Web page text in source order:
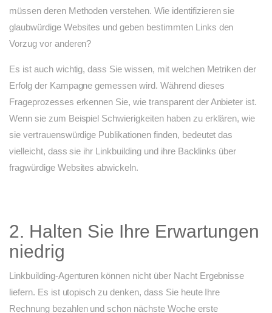
müssen deren Methoden verstehen. Wie identifizieren sie
glaubwürdige Websites und geben bestimmten Links den
Vorzug vor anderen?
Es ist auch wichtig, dass Sie wissen, mit welchen Metriken der
Erfolg der Kampagne gemessen wird. Während dieses
Frageprozesses erkennen Sie, wie transparent der Anbieter ist.
Wenn sie zum Beispiel Schwierigkeiten haben zu erklären, wie
sie vertrauenswürdige Publikationen finden, bedeutet das
vielleicht, dass sie ihr Linkbuilding und ihre Backlinks über
fragwürdige Websites abwickeln.
2. Halten Sie Ihre Erwartungen
niedrig
Linkbuilding-Agenturen können nicht über Nacht Ergebnisse
liefern. Es ist utopisch zu denken, dass Sie heute Ihre
Rechnung bezahlen und schon nächste Woche erste